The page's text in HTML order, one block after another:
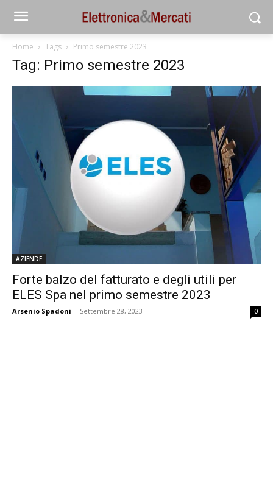
Home Tags Primo semestre 2023
Tag: Primo semestre 2023
AZIENDE
Forte balzo del fatturato e degli utili per
ELES Spa nel primo semestre 2023
Arsenio Spadoni - Settembre 28, 2023 0